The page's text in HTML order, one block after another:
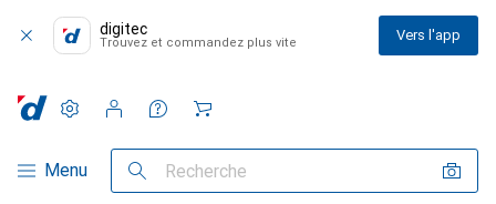
digitec
Trouvez et commandez plus vite Vers l'app
Navigation par catégorie
Menu Recherche
Paramètres
Compte client
Listes de comparaison
Listes d'envies
Panier